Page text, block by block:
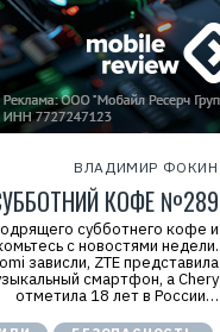
ВЛАДИМИР ФОКИН
КОФЕ №289
субботнего кофе и
с новостями недели.
зависли, ZTE представила
смартфон, а Chery
отметила 18 лет в России…